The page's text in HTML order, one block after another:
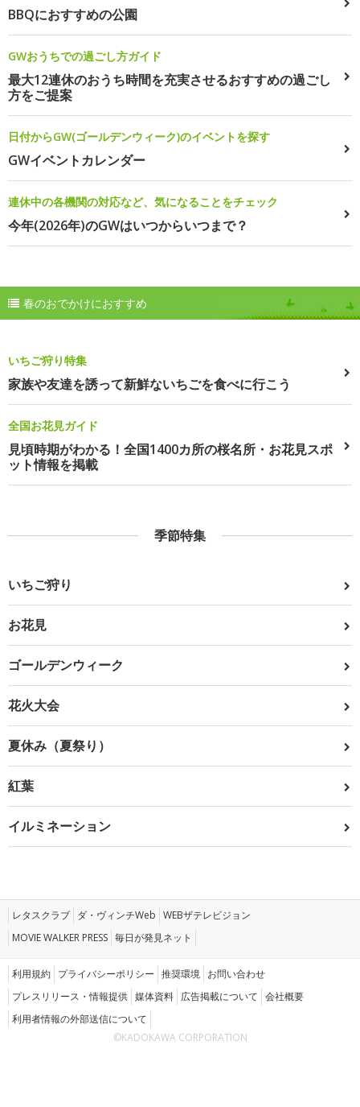
BBQにおすすめの公園
GWおうちでの過ごし方ガイド
最大12連休のおうち時間を充実させるおすすめの過ごし
方をご提案
日付からGW(ゴールデンウィーク)のイベントを探す
GWイベントカレンダー
連休中の各機関の対応など、気になることをチェック
今年(2026年)のGWはいつからいつまで？
春のおでかけにおすすめ
いちご狩り特集
家族や友達を誘って新鮮ないちごを食べに行こう
全国お花見ガイド
見頃時期がわかる！全国1400カ所の桜名所・お花見スポ
ット情報を掲載
季節特集
いちご狩り
お花見
ゴールデンウィーク
花火大会
夏休み（夏祭り）
紅葉
イルミネーション
レタスクラブ ダ・ヴィンチWeb WEBザテレビジョン
MOVIE WALKER PRESS 毎日が発見ネット
利用規約 プライバシーポリシー 推奨環境 お問い合わせ
プレスリリース・情報提供 媒体資料 広告掲載について 会社概要
利用者情報の外部送信について
©KADOKAWA CORPORATION